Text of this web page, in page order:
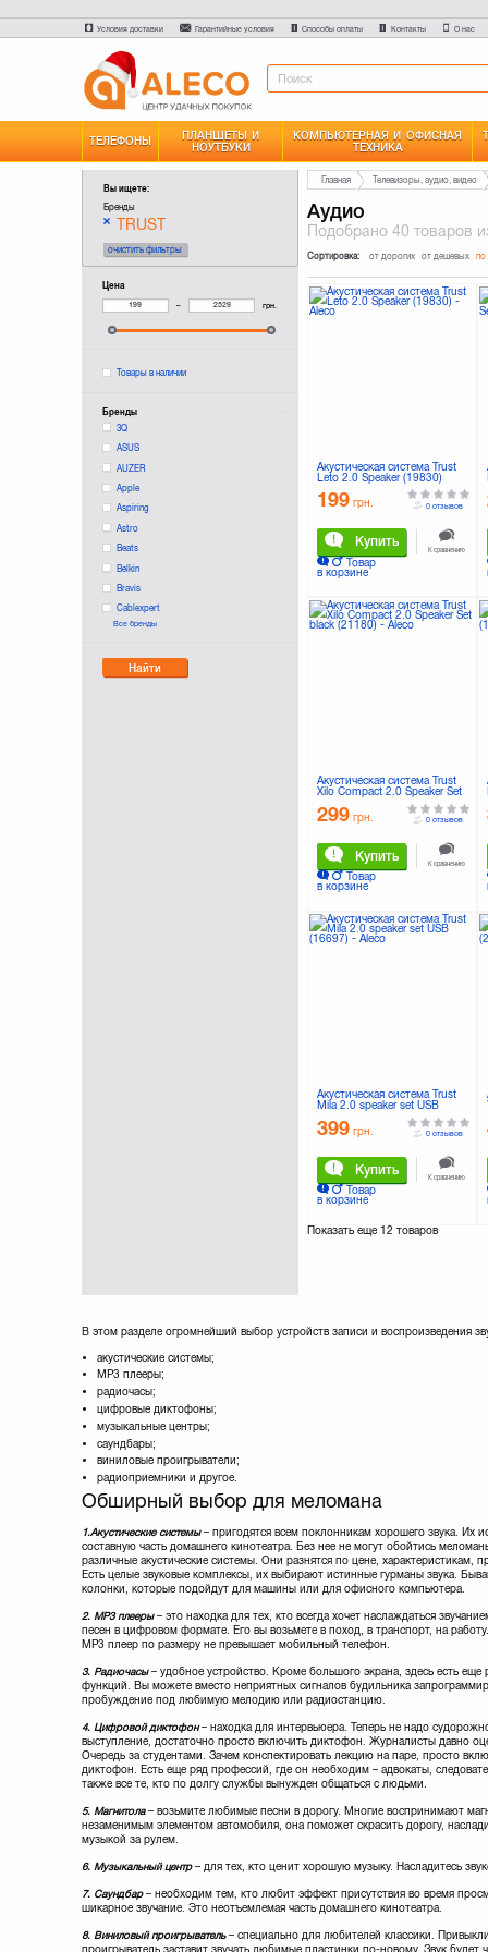
Условия доставки Гарантийные условия Способы оплаты Контакты О нас
ТЕЛЕФОНЫ
ПЛАНШЕТЫ И
НОУТБУКИ
КОМПЬЮТЕРНАЯ И ОФИСНАЯ
ТЕХНИКА
Вы ищете:
Бренды
TRUST
очистить фильтры
Цена
– грн.
Товары в наличии
Бренды
3Q
ASUS
AUZER
Apple
Aspiring
Astro
Beats
Belkin
Bravis
Cablexpert
ColorWay
Dell
Sven
TRANSCEND
TRUST
Titan
Xiaomi
Все бренды
Найти
Главная Телевизоры, аудио, видео
Аудио
Подобрано40 товаров
Сортировка: от дорогих от дешевых по
Акустическая система Trust
Leto 2.0 Speaker (19830)
199 грн.
Купить
Товар
в корзине
0 отзывов
К сравнению
Акустическая система Trust
Xilo Compact 2.0 Speaker Set
299 грн.
Купить
Товар
в корзине
0 отзывов
К сравнению
Акустическая система Trust
Mila 2.0 speaker set USB
399 грн.
Купить
Товар
в корзине
0 отзывов
К сравнению
Показать еще12 товаров
В этом разделе огромнейший выбор устройств записи и
акустические системы;
МР3 плееры;
радиочасы;
цифровые диктофоны;
музыкальные центры;
саундбары;
виниловые проигрыватели;
радиоприемники и другое.
Обширный выбор для меломана
1.Акустические системы– пригодятся всем поклонникам хорошего звука. Их
составную часть домашнего кинотеатра. Без нее не могут обойтись
различные акустические системы. Они разнятся по цене, характеристикам,
Есть целые звуковые комплексы, их выбирают истинные гурманы звука.
колонки, которые подойдут для машины или для офисного компьютера.
2. МР3 плееры– это находка для тех, кто всегда хочет наслаждаться
песен в цифровом формате. Его вы возьмете в поход, в транспорт, на
МР3 плеер по размеру не превышает мобильный телефон.
3. Радиочасы– удобное устройство. Кроме большого экрана, здесь есть еще
функций. Вы можете вместо неприятных сигналов будильника
пробуждение под любимую мелодию или радиостанцию.
4. Цифровой диктофон– находка для интервьюера. Теперь не надо
выступление, достаточно просто включить диктофон. Журналисты давно
Очередь за студентами. Зачем конспектировать лекцию на паре, просто
диктофон. Есть еще ряд профессий, где он необходим – адвокаты,
также все те, кто по долгу службы вынужден общаться с людьми.
5. Магнитола– возьмите любимые песни в дорогу. Многие воспринимают
незаменимым элементом автомобиля, она поможет скрасить дорогу,
музыкой за рулем.
6. Музыкальный центр– для тех, кто ценит хорошую музыку. Насладитесь
7. Саундбар– необходим тем, кто любит эффект присутствия во время
шикарное звучание. Это неотъемлемая часть домашнего кинотеатра.
8. Виниловый проигрыватель– специально для любителей классики.
проигрыватель заставит звучать любимые пластинки по-новому. Звук будет